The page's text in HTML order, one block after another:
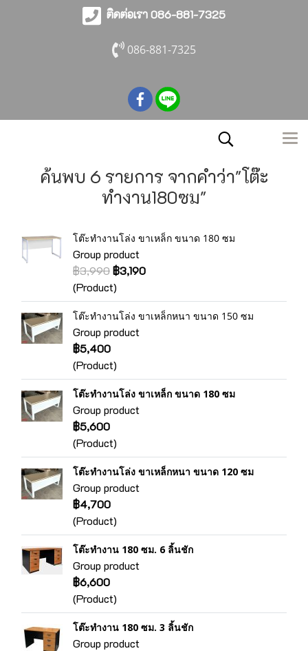
ติดต่อเรา 086-881-7325
086-881-7325
ค้นพบ 6 รายการ จากคำว่า"โต๊ะ
ทำงาน180ซม"
โต๊ะทำงานโล่ง ขาเหล็ก ขนาด 180 ซม
Group product
฿3,990฿3,190
(Product)
โต๊ะทำงานโล่ง ขาเหล็กหนา ขนาด 150 ซม
Group product
฿5,400
(Product)
โต๊ะทำงานโล่ง ขาเหล็ก ขนาด 180 ซม
Group product
฿5,600
(Product)
โต๊ะทำงานโล่ง ขาเหล็กหนา ขนาด 120 ซม
Group product
฿4,700
(Product)
โต๊ะทำงาน 180 ซม. 6 ลิ้นชัก
Group product
฿6,600
(Product)
โต๊ะทำงาน 180 ซม. 3 ลิ้นชัก
Group product